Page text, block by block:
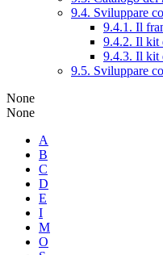
9.4. Sviluppare
9.4.1. Il
9.4.2. Il kit
9.4.3. Il kit
9.5. Sviluppare
None
None
A
B
C
D
E
I
M
O